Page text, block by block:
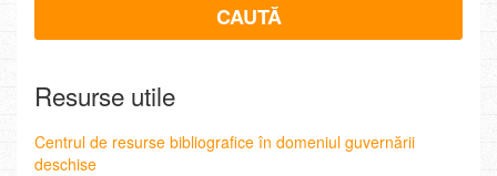
Resurse utile
Centrul de resurse bibliografice în domeniul guvernării
deschise